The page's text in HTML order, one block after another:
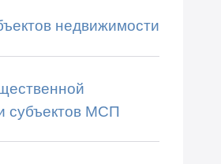
недвижимости
субъектов МСП